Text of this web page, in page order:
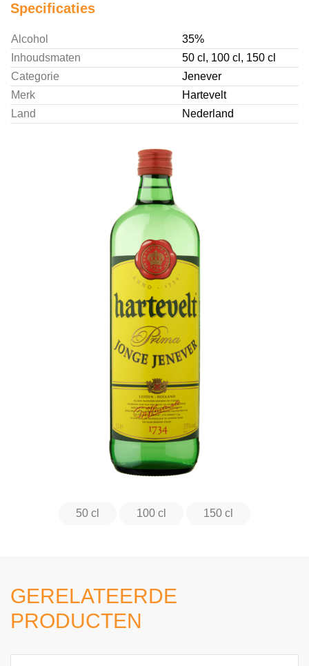
Specificaties
Alcohol
35%
Inhoudsmaten
50 cl, 100 cl, 150 cl
Categorie
Jenever
Merk
Hartevelt
Land
Nederland
50 cl 100 cl 150 cl
GERELATEERDE
PRODUCTEN